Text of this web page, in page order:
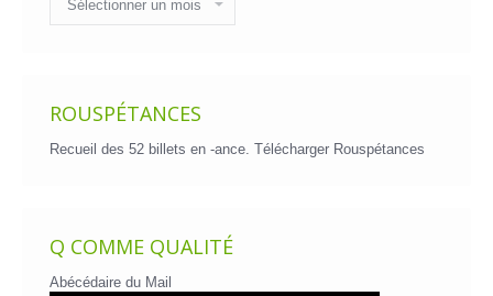
des
billets
ROUSPÉTANCES
Recueil des 52 billets en -ance. Télécharger Rouspétances
Q COMME QUALITÉ
Abécédaire du Mail